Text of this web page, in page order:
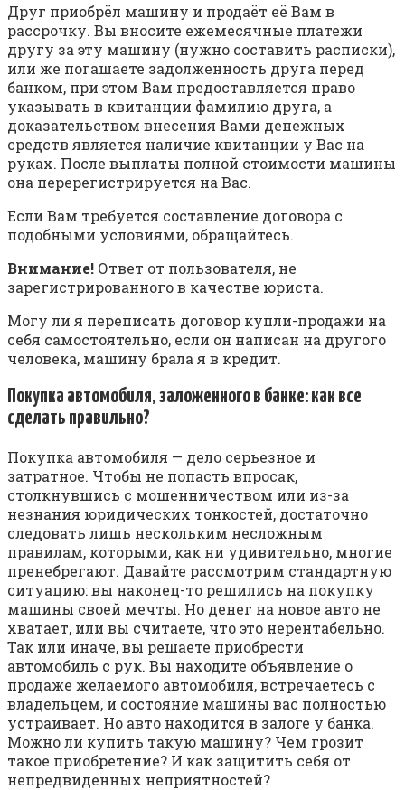
Друг приобрёл машину и продаёт её Вам в
рассрочку. Вы вносите ежемесячные платежи
другу за эту машину (нужно составить расписки),
или же погашаете задолженность друга перед
банком, при этом Вам предоставляется право
указывать в квитанции фамилию друга, а
доказательством внесения Вами денежных
средств является наличие квитанции у Вас на
руках. После выплаты полной стоимости машины
она перерегистрируется на Вас.
Если Вам требуется составление договора с
подобными условиями, обращайтесь.
Внимание! Ответ от пользователя, не
зарегистрированного в качестве юриста.
Могу ли я переписать договор купли-продажи на
себя самостоятельно, если он написан на другого
человека, машину брала я в кредит.
Покупка автомобиля, заложенного в банке: как все
сделать правильно?
Покупка автомобиля — дело серьезное и
затратное. Чтобы не попасть впросак,
столкнувшись с мошенничеством или из-за
незнания юридических тонкостей, достаточно
следовать лишь нескольким несложным
правилам, которыми, как ни удивительно, многие
пренебрегают. Давайте рассмотрим стандартную
ситуацию: вы наконец-то решились на покупку
машины своей мечты. Но денег на новое авто не
хватает, или вы считаете, что это нерентабельно.
Так или иначе, вы решаете приобрести
автомобиль с рук. Вы находите объявление о
продаже желаемого автомобиля, встречаетесь с
владельцем, и состояние машины вас полностью
устраивает. Но авто находится в залоге у банка.
Можно ли купить такую машину? Чем грозит
такое приобретение? И как защитить себя от
непредвиденных неприятностей?